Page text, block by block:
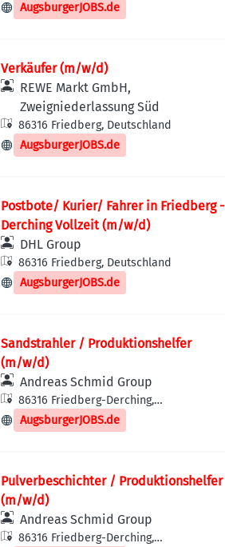
AugsburgerJOBS.de
Verkäufer (m/w/d)
REWE Markt GmbH,
Zweigniederlassung Süd
86316 Friedberg, Deutschland
AugsburgerJOBS.de
Postbote/ Kurier/ Fahrer in Friedberg -
Derching Vollzeit (m/w/d)
DHL Group
86316 Friedberg, Deutschland
AugsburgerJOBS.de
Sandstrahler / Produktionshelfer
(m/w/d)
Andreas Schmid Group
86316 Friedberg-Derching,
Deutschland
AugsburgerJOBS.de
Pulverbeschichter / Produktionshelfer
(m/w/d)
Andreas Schmid Group
86316 Friedberg-Derching,